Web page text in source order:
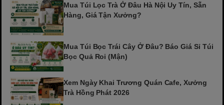
Mua Túi Lọc Trà Ở Đâu Hà Nội Uy Tín, Sẵn
Hàng, Giá Tận Xưởng?
Mua Túi Bọc Trái Cây Ở Đâu? Báo Giá Sỉ Túi
Bọc Quả Roi (Mận)
Xem Ngày Khai Trương Quán Cafe, Xưởng
Trà Hồng Phát 2026